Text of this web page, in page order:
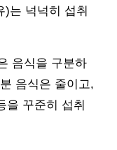
는 넉넉히 섭취
음식을 구분하
음식은 줄이고,
을 꾸준히 섭취